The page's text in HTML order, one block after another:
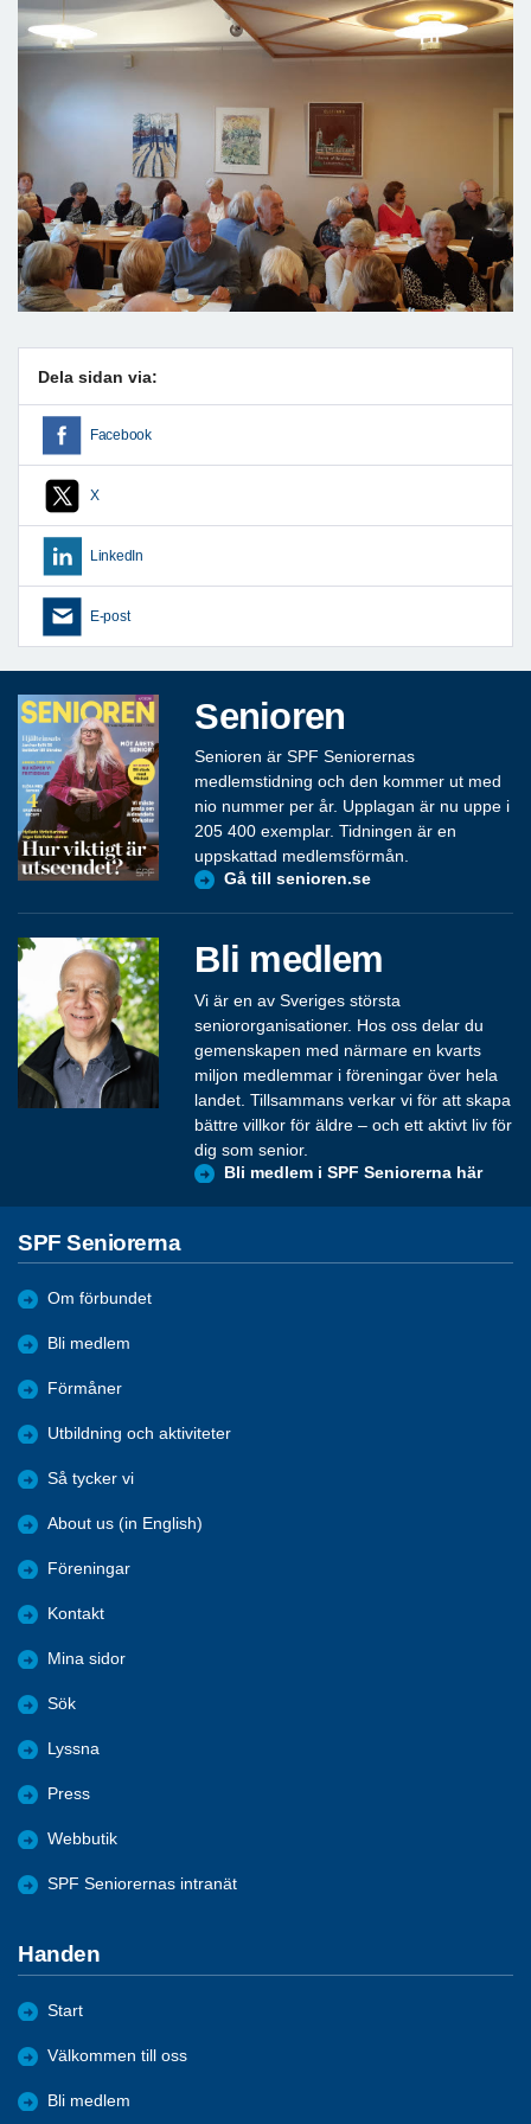
Dela sidan via:
Facebook
X
LinkedIn
E-post
Senioren
Senioren är SPF Seniorernas
medlemstidning och den kommer ut med
nio nummer per år. Upplagan är nu uppe i
205 400 exemplar. Tidningen är en
uppskattad medlemsförmån.
Gå till senioren.se
Bli medlem
Vi är en av Sveriges största
seniororganisationer. Hos oss delar du
gemenskapen med närmare en kvarts
miljon medlemmar i föreningar över hela
landet. Tillsammans verkar vi för att skapa
bättre villkor för äldre – och ett aktivt liv för
dig som senior.
Bli medlem i SPF Seniorerna här
SPF Seniorerna
Om förbundet
Bli medlem
Förmåner
Utbildning och aktiviteter
Så tycker vi
About us (in English)
Föreningar
Kontakt
Mina sidor
Sök
Lyssna
Press
Webbutik
SPF Seniorernas intranät
Handen
Start
Välkommen till oss
Bli medlem